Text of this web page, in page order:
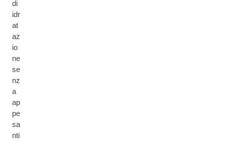
di
idr
at
az
io
ne
se
nz
a
ap
pe
sa
nti